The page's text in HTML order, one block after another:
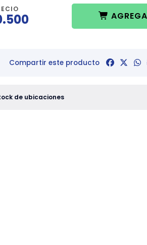
Compartir este producto
de ubicaciones